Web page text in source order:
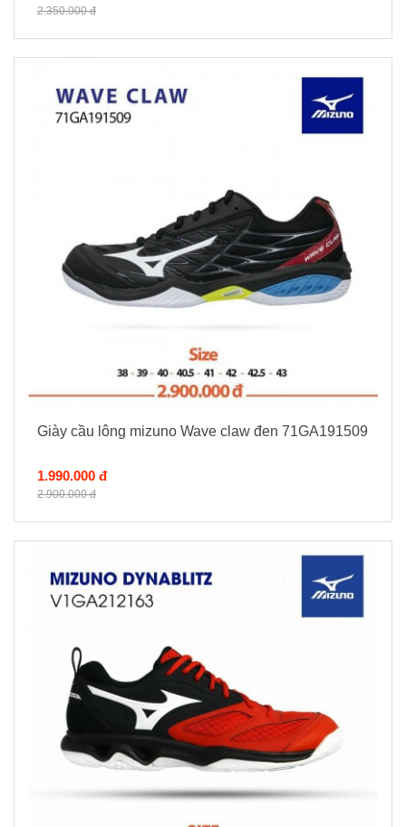
2.350.000 đ
Giày cầu lông mizuno Wave claw đen 71GA191509
1.990.000 đ
2.900.000 đ